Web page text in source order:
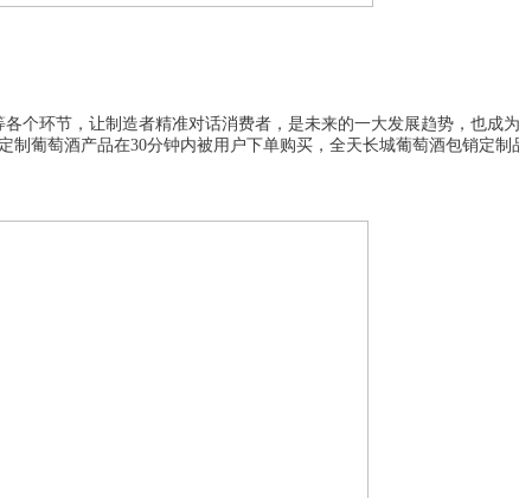
个环节，让制造者精准对话消费者，是未来的一大发展趋势，也成
葡萄酒产品在30分钟内被用户下单购买，全天长城葡萄酒包销定